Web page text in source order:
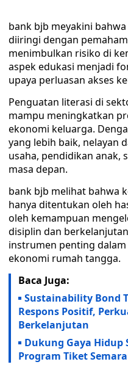
bank bjb meyakini
diiringi dengan
menimbulkan risiko di
aspek edukasi menjadi
upaya perluasan akses
Penguatan literasi di
mampu meningkatkan
ekonomi keluarga.
yang lebih baik, nelayan
usaha, pendidikan anak,
masa depan.
bank bjb melihat bahwa
hanya ditentukan oleh
oleh kemampuan
disiplin dan
instrumen penting
ekonomi rumah tangga.
Baca Juga:
Sustainability Bond
Respons Positif,
Berkelanjutan
Dukung Gaya Hidup
Program Tiket